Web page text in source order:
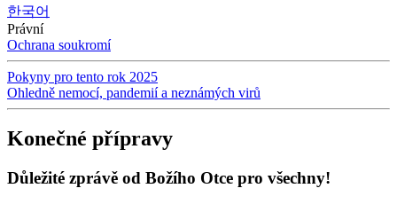
한국어
Právní
Ochrana soukromí
Pokyny pro tento rok 2025
Ohledně nemocí, pandemií a neznámých virů
Konečné přípravy
Důležité zprávě od Božího Otce pro všechny!